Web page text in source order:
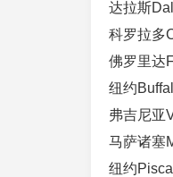
达拉斯
科罗拉多
佛罗里达
纽约
弗吉尼亚
马萨诸塞
纽约